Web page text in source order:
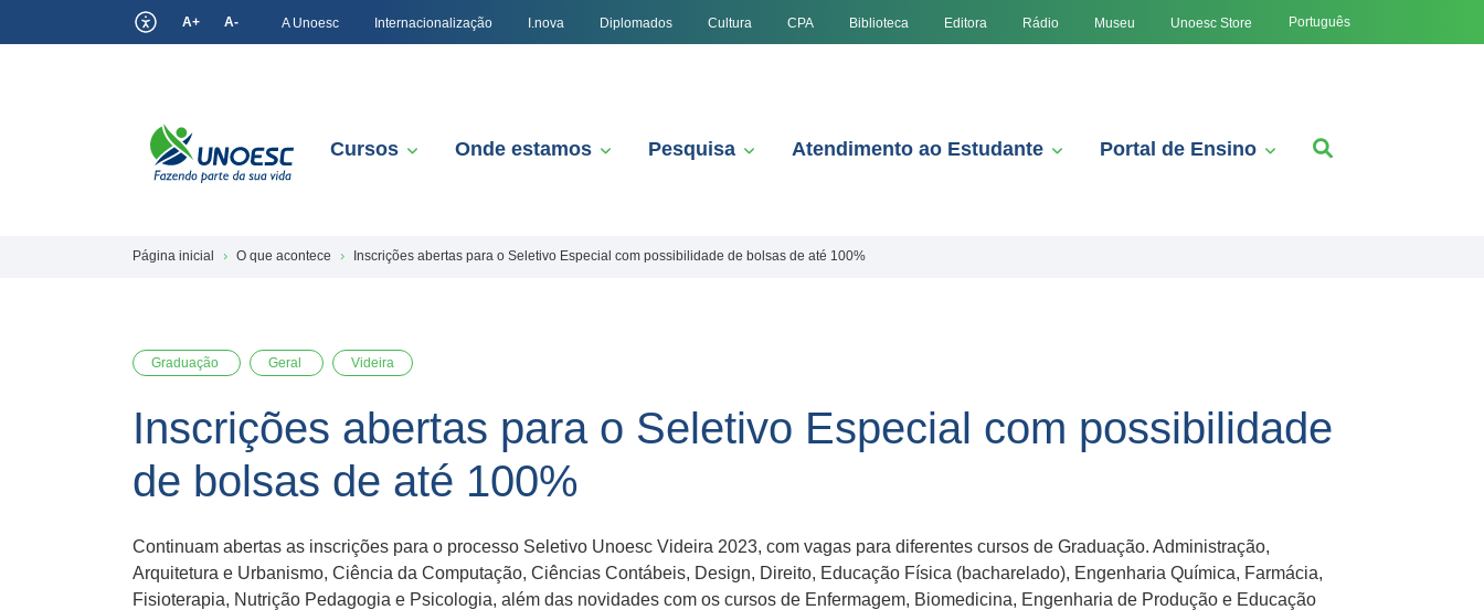
A+ A- A Unoesc Internacionalização I.nova Diplomados Cultura CPA Biblioteca Editora Rádio Museu Unoesc Store Português
Cursos Onde estamos Pesquisa Atendimento ao Estudante Portal de Ensino
Página inicial O que acontece Inscrições abertas para o Seletivo Especial com possibilidade de bolsas de até 100%
Graduação Geral Videira
Inscrições abertas para o Seletivo Especial com possibilidade
de bolsas de até 100%
Continuam abertas as inscrições para o processo Seletivo Unoesc Videira 2023, com vagas para diferentes cursos de Graduação. Administração,
Arquitetura e Urbanismo, Ciência da Computação, Ciências Contábeis, Design, Direito, Educação Física (bacharelado), Engenharia Química, Farmácia,
Fisioterapia, Nutrição Pedagogia e Psicologia, além das novidades com os cursos de Enfermagem, Biomedicina, Engenharia de Produção e Educação